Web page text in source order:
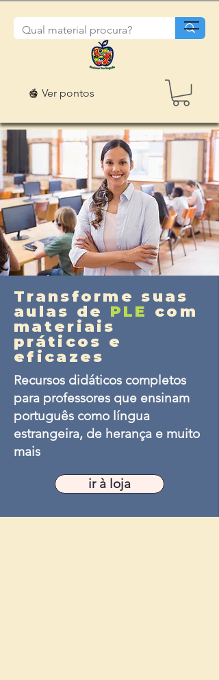
Ver pontos
Transforme suas
aulas de PLE com
materiais
práticos e
eficazes
Recursos didáticos completos
para professores que ensinam
português como língua
estrangeira, de herança e muito
mais
ir à loja